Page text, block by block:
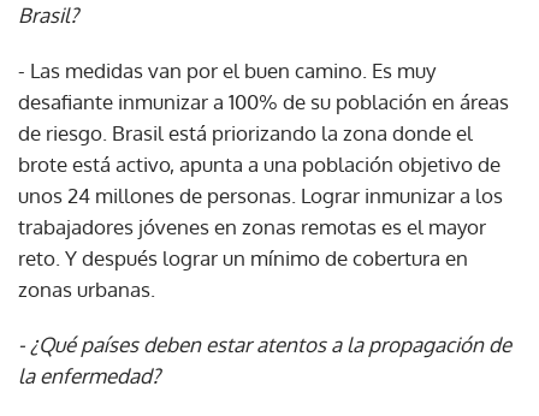
Brasil?
- Las medidas van por el buen camino. Es muy
desafiante inmunizar a 100% de su población en áreas
de riesgo. Brasil está priorizando la zona donde el
brote está activo, apunta a una población objetivo de
unos 24 millones de personas. Lograr inmunizar a los
trabajadores jóvenes en zonas remotas es el mayor
reto. Y después lograr un mínimo de cobertura en
zonas urbanas.
- ¿Qué países deben estar atentos a la propagación de
la enfermedad?